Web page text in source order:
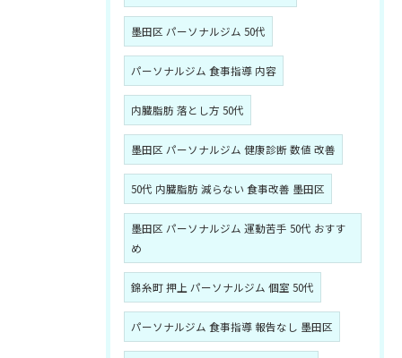
墨田区 パーソナルジム 50代
パーソナルジム 食事指導 内容
内臓脂肪 落とし方 50代
墨田区 パーソナルジム 健康診断 数値 改善
50代 内臓脂肪 減らない 食事改善 墨田区
墨田区 パーソナルジム 運動苦手 50代 おすす
め
錦糸町 押上 パーソナルジム 個室 50代
パーソナルジム 食事指導 報告なし 墨田区